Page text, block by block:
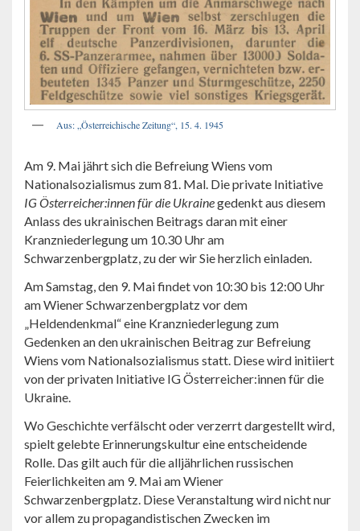
Aus: „Österreichische Zeitung“, 15. 4. 1945
Am 9. Mai jährt sich die Befreiung Wiens vom
Nationalsozialismus zum 81. Mal. Die private Initiative
IG Österreicher:innen für die Ukrainegedenkt aus diesem
Anlass des ukrainischen Beitrags daran mit einer
Kranzniederlegung um 10.30 Uhr am
Schwarzenbergplatz, zu der wir Sie herzlich einladen.
Am Samstag, den 9. Mai findet von 10:30 bis 12:00 Uhr
am Wiener Schwarzenbergplatz vor dem
„Heldendenkmal“ eine Kranzniederlegung zum
Gedenken an den ukrainischen Beitrag zur Befreiung
Wiens vom Nationalsozialismus statt. Diese wird initiiert
von der privaten Initiative IG Österreicher:innen für die
Ukraine.
Wo Geschichte verfälscht oder verzerrt dargestellt wird,
spielt gelebte Erinnerungskultur eine entscheidende
Rolle. Das gilt auch für die alljährlichen russischen
Feierlichkeiten am 9. Mai am Wiener
Schwarzenbergplatz. Diese Veranstaltung wird nicht nur
vor allem zu propagandistischen Zwecken im